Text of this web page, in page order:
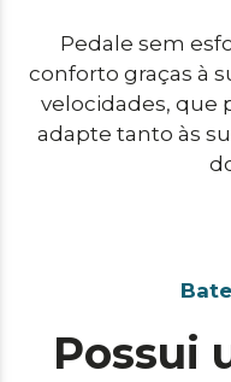
Pedale sem
conforto graças à
velocidades, que
adapte tanto às
Possui